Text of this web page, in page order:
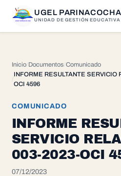
UGEL
UNIDAD DE GESTIÓN
Inicio Documentos Comunicado
INFORME RESULTANTE SERVICIO
OCI 4596
COMUNICADO
INFORME
SERVICIO
003-2023-OCI
07/12/2023